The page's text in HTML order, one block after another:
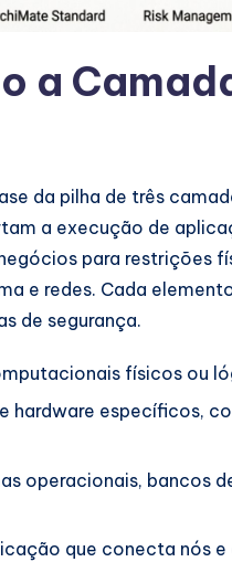
a
da pilha de três
a execução de
para restrições
e redes. Cada
de segurança.
físicos ou
hardware específicos,
operacionais, bancos
que conecta nós e